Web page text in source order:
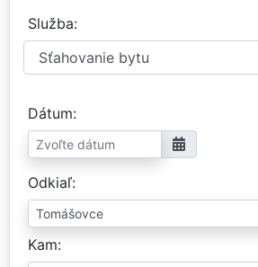
Služba
Dátum
Odkiaľ
Kam